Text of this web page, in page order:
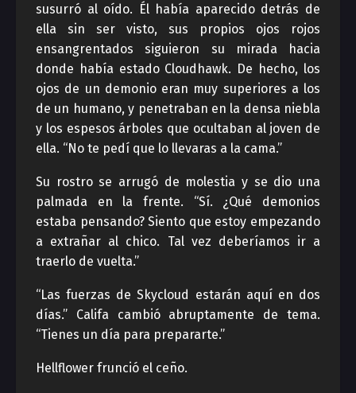
susurró al oído. Él había aparecido detrás de
ella sin ser visto, sus propios ojos rojos
ensangrentados siguieron su mirada hacia
donde había estado Cloudhawk. De hecho, los
ojos de un demonio eran muy superiores a los
de un humano, y penetraban en la densa niebla
y los espesos árboles que ocultaban al joven de
ella. “No te pedí que lo llevaras a la cama.”
Su rostro se arrugó de molestia y se dio una
palmada en la frente. “Sí. ¿Qué demonios
estaba pensando? Siento que estoy empezando
a extrañar al chico. Tal vez deberíamos ir a
traerlo de vuelta.”
“Las fuerzas de Skycloud estarán aquí en dos
días.” Califa cambió abruptamente de tema.
“Tienes un día para prepararte.”
Hellflower frunció el ceño.